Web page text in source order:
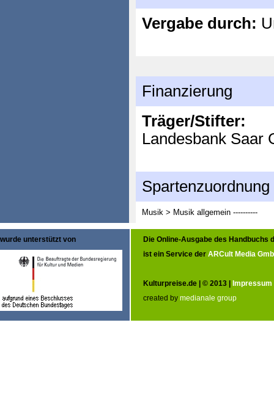
Vergabe durch:
Finanzierung
Träger/Stifter:
Landesbank Saar
Spartenzuordnung
Musik > Musik allgemein ----------
wurde unterstützt von
Die Online-Ausgabe des Handbuchs
ist ein Service der ARCult Media
Kulturpreise.de | © 2013 | Impressum
created by medianale group